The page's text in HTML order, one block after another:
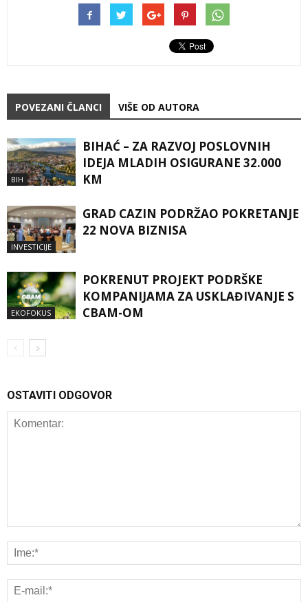
POVEZANI ČLANCI VIŠE OD AUTORA
BIH
BIHAĆ – ZA RAZVOJ POSLOVNIH
IDEJA MLADIH OSIGURANE 32.000
KM
INVESTICIJE
GRAD CAZIN PODRŽAO POKRETANJE
22 NOVA BIZNISA
EKOFOKUS
POKRENUT PROJEKT PODRŠKE
KOMPANIJAMA ZA USKLAĐIVANJE S
CBAM-OM
OSTAVITI ODGOVOR